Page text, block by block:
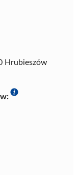
Hrubieszów